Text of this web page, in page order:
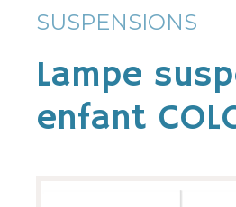
SUSPENSIONS
Lampe
enfant